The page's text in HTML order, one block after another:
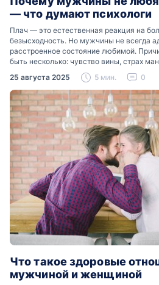
— что думают психологи
Плач — это естественная реакция на
безысходность. Но мужчины не всегда
расстроенное состояние любимой.
быть несколько: чувство вины, страх
Разобраться, почему мужчины боятся
психологов…
25 августа 2025 5 мин. 0
Что такое здоровые
мужчиной и женщиной